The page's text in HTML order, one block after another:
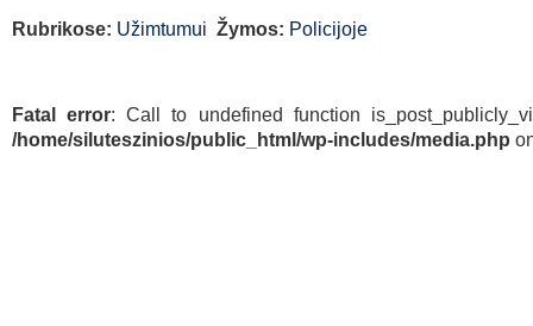
Rubrikose: Užimtumui Žymos: Policijoje
Fatal error: Call to undefined function
/home/siluteszinios/public_html/wp-includes/media.php